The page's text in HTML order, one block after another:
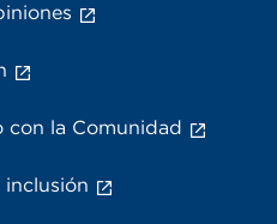
con la Comunidad
inclusión